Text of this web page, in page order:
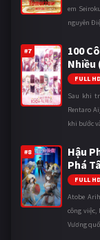
em
nguyên
#7
100
Nhiều
FULL
Sau khi
Rentaro
khi bước
#8
Hậu
Phá
FULL
Atobe
công
Vương